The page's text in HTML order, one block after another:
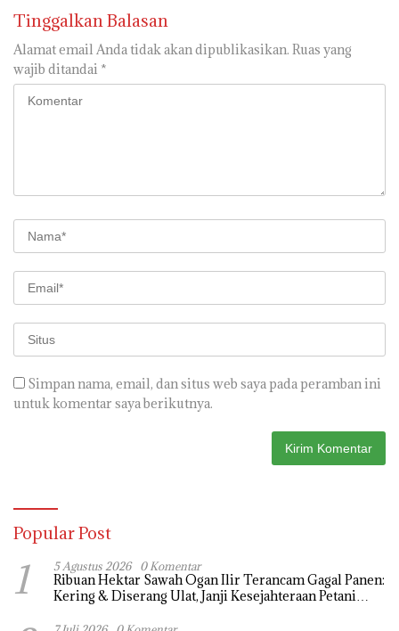
Tinggalkan Balasan
Alamat email Anda tidak akan dipublikasikan. Ruas yang
wajib ditandai *
Simpan nama, email, dan situs web saya pada peramban ini
untuk komentar saya berikutnya.
Popular Post
1 5 Agustus 2026 0 Komentar
Ribuan Hektar Sawah Ogan Ilir Terancam Gagal Panen:
Kering & Diserang Ulat, Janji Kesejahteraan Petani